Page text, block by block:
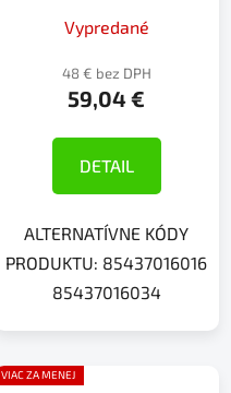
Vypredané
48 € bez DPH
59,04 €
DETAIL
ALTERNATÍVNE KÓDY
PRODUKTU: 85437016016
85437016034
VIAC ZA MENEJ